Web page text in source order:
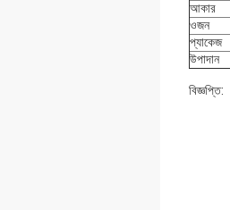
আকার
ওজন
প্যাকেজ
উপাদান
বিজ্ঞপ্তি: